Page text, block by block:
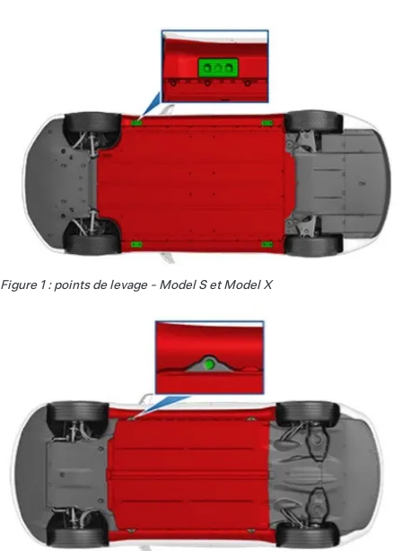
Figure 1 : points de levage - Model S et Model X